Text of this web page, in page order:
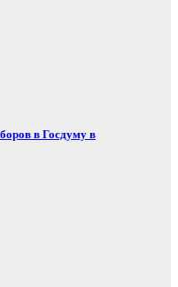
в Госдуму в